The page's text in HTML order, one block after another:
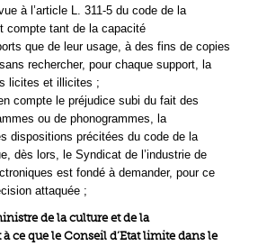
à l’article L. 311-5 du code de la
compte tant de la capacité
que de leur usage, à des fins de copies
rechercher, pour chaque support, la
licites et illicites ;
compte le préjudice subi du fait des
ou de phonogrammes, la
dispositions précitées du code de la
dès lors, le Syndicat de l’industrie de
est fondé à demander, pour ce
attaquée ;
de la culture et de la
ce que le Conseil d’Etat limite dans le